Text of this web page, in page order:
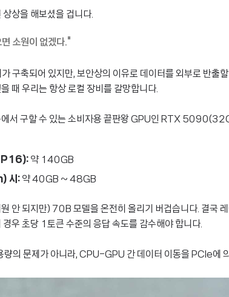
상을 해보셨을 겁니다.
소원이 없겠다."
축되어 있지만, 보안상의 이유로 데이터를 외부로 반출
때 우리는 항상 로컬 장비를 갈망합니다.
에서 구할 수 있는 소비자용 끝판왕 GPU인 RTX
약 140GB
시: 약 40GB ~ 48GB
되지만) 70B 모델을 온전히 올리기 버겁습니다. 결국
우 초당 1토큰 수준의 응답 속도를 감수해야 합니다.
량의 문제가 아니라, CPU–GPU 간 데이터 이동을 PCIe에